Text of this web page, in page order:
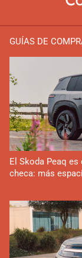
GUÍAS DE
El Skoda Peaq
checa: más